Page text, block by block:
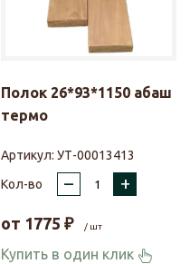
Полок 26*93*1150 абаш
термо
Артикул: УТ-00013413
Кол-во
– +
от 1775 ₽ / шт
Купить в один клик